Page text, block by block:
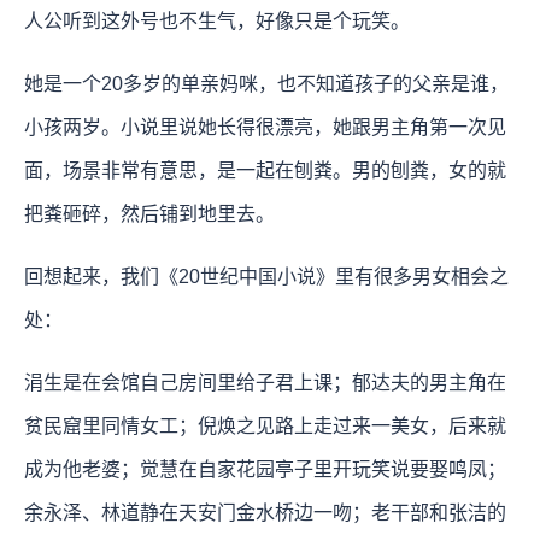
人公听到这外号也不生气，好像只是个玩笑。
她是一个20多岁的单亲妈咪，也不知道孩子的父亲是谁，
小孩两岁。小说里说她长得很漂亮，她跟男主角第一次见
面，场景非常有意思，是一起在刨粪。男的刨粪，女的就
把粪砸碎，然后铺到地里去。
回想起来，我们《20世纪中国小说》里有很多男女相会之
处：
涓生是在会馆自己房间里给子君上课；郁达夫的男主角在
贫民窟里同情女工；倪焕之见路上走过来一美女，后来就
成为他老婆；觉慧在自家花园亭子里开玩笑说要娶鸣凤；
余永泽、林道静在天安门金水桥边一吻；老干部和张洁的